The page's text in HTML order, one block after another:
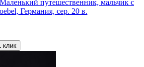
путешественник, мальчик с
Германия, сер. 20 в.
клик